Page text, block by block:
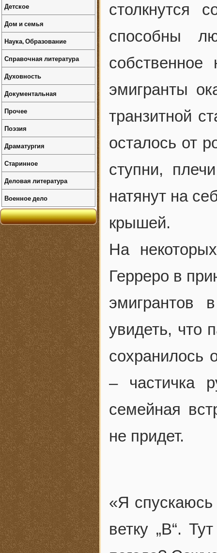
столкнутся
способны
эмигранты
транзитной
осталось от
ступни,
натянут на
крышей.
На
Герреро в
эмигрантов
увидеть, что
сохранилось
– частичка
семейная
не придет.
«Я
ветку „B“.
Детское
Дом и семья
Наука, Образование
Справочная литература
Духовность
Документальная
Прочее
Поэзия
Драматургия
Старинное
Деловая литература
Военное дело